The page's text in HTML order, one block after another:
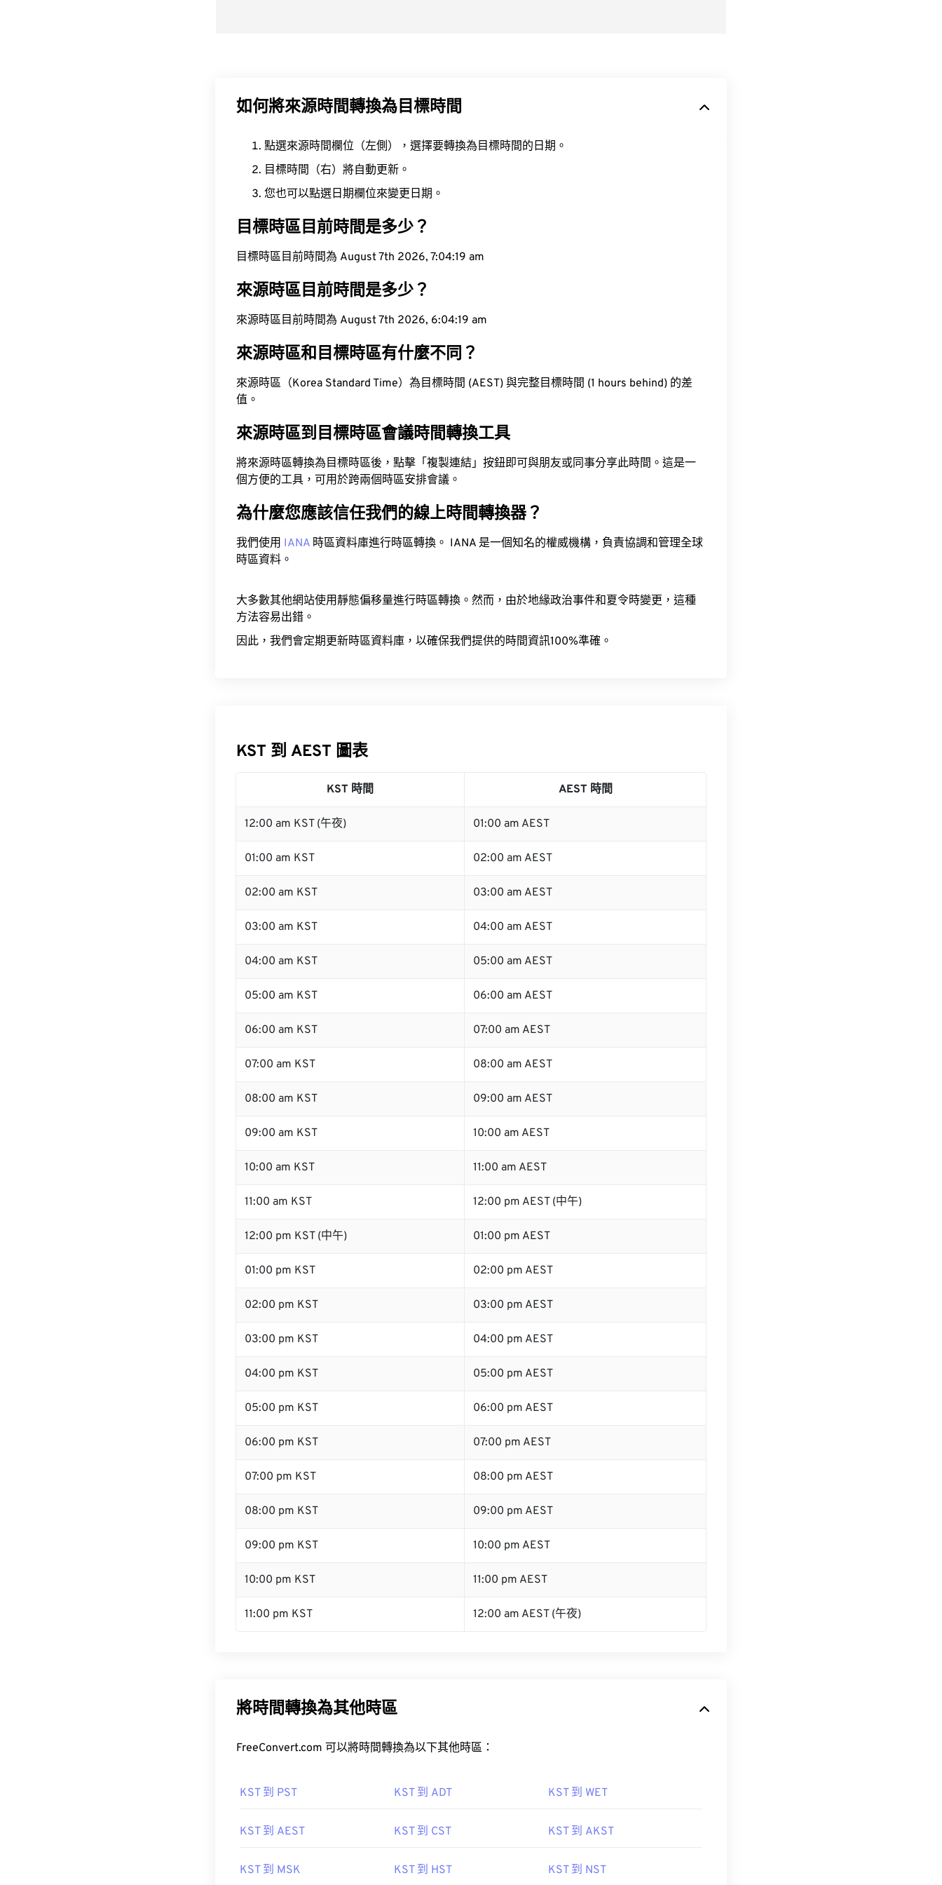
如何將來源時間轉換為目標時間
點選來源時間欄位（左側），選擇要轉換為目標時間的日期。
目標時間（右）將自動更新。
您也可以點選日期欄位來變更日期。
目標時區目前時間是多少？
目標時區目前時間為 August 7th 2026, 7:04:20 am
來源時區目前時間是多少？
來源時區目前時間為 August 7th 2026, 6:04:20 am
來源時區和目標時區有什麼不同？
來源時區（Korea Standard Time）為目標時間 (AEST) 與完整目標時間 (1 hours behind) 的差
值。
來源時區到目標時區會議時間轉換工具
將來源時區轉換為目標時區後，點擊「複製連結」按鈕即可與朋友或同事分享此時間。這是一
個方便的工具，可用於跨兩個時區安排會議。
為什麼您應該信任我們的線上時間轉換器？
我們使用 IANA 時區資料庫進行時區轉換。 IANA 是一個知名的權威機構，負責協調和管理全球
時區資料。
大多數其他網站使用靜態偏移量進行時區轉換。然而，由於地緣政治事件和夏令時變更，這種
方法容易出錯。
因此，我們會定期更新時區資料庫，以確保我們提供的時間資訊100%準確。
KST 到 AEST 圖表
KST 時間 AEST 時間
12:00 am KST (午夜) 01:00 am AEST
01:00 am KST 02:00 am AEST
02:00 am KST 03:00 am AEST
03:00 am KST 04:00 am AEST
04:00 am KST 05:00 am AEST
05:00 am KST 06:00 am AEST
06:00 am KST 07:00 am AEST
07:00 am KST 08:00 am AEST
08:00 am KST 09:00 am AEST
09:00 am KST 10:00 am AEST
10:00 am KST 11:00 am AEST
11:00 am KST 12:00 pm AEST (中午)
12:00 pm KST (中午) 01:00 pm AEST
01:00 pm KST 02:00 pm AEST
02:00 pm KST 03:00 pm AEST
03:00 pm KST 04:00 pm AEST
04:00 pm KST 05:00 pm AEST
05:00 pm KST 06:00 pm AEST
06:00 pm KST 07:00 pm AEST
07:00 pm KST 08:00 pm AEST
08:00 pm KST 09:00 pm AEST
09:00 pm KST 10:00 pm AEST
10:00 pm KST 11:00 pm AEST
11:00 pm KST 12:00 am AEST (午夜)
將時間轉換為其他時區
FreeConvert.com 可以將時間轉換為以下其他時區：
KST 到 PST KST 到 ADT KST 到 WET
KST 到 AEST KST 到 CST KST 到 AKST
KST 到 MSK KST 到 HST KST 到 NST